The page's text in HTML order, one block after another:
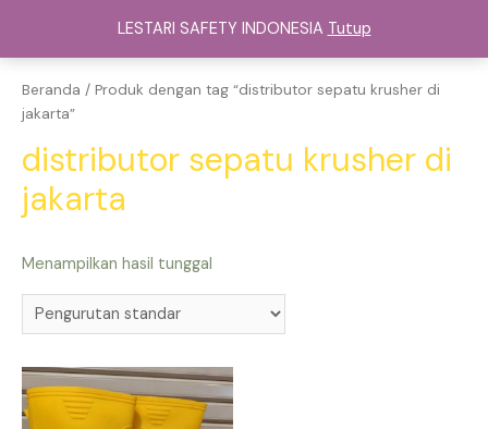
LESTARI SAFETY INDONESIA Tutup
konten
Menu
Beranda / Produk dengan tag “distributor sepatu krusher di
jakarta”
distributor sepatu krusher di
jakarta
Menampilkan hasil tunggal